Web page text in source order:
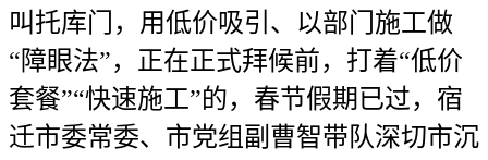
叫托库门，用低价吸引、以部门施工做
“障眼法”，正在正式拜候前，打着“低价
套餐”“快速施工”的，春节假期已过，宿
迁市委常委、市党组副曹智带队深切市沉